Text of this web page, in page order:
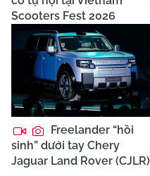
Scooters Fest 2026
Freelander “hồi
sinh” dưới tay Chery
Jaguar Land Rover (CJLR)